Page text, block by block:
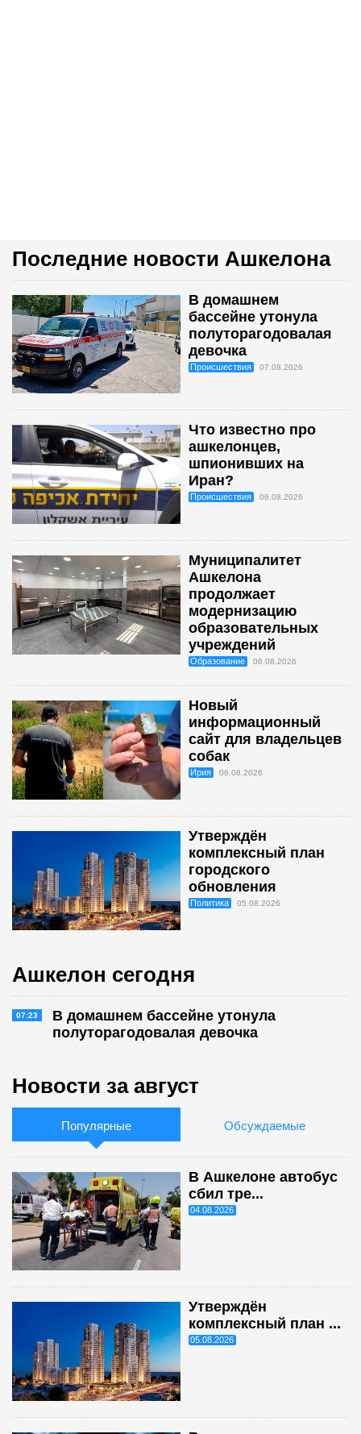
Последние новости Ашкелона
В домашнем
бассейне утонула
полуторагодовалая
девочка
Происшествия 07.08.2026
Что известно про
ашкелонцев,
шпионивших на
Иран?
Происшествия 06.08.2026
Муниципалитет
Ашкелона
продолжает
модернизацию
образовательных
учреждений
Образование 06.08.2026
Новый
информационный
сайт для владельцев
собак
Ирия 06.08.2026
Утверждён
комплексный план
городского
обновления
Политика 05.08.2026
Ашкелон сегодня
07:23
В домашнем бассейне утонула
полуторагодовалая девочка
Новости за август
Популярные Обсуждаемые
В Ашкелоне автобус
сбил тре...
04.08.2026
Утверждён
комплексный план ...
05.08.2026